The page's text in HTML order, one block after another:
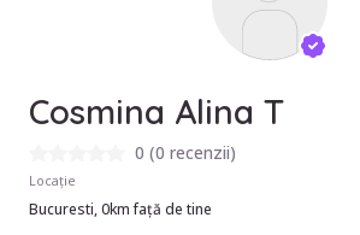
Cosmina Alina T
0 (0 recenzii)
Locație
Bucuresti, 0km față de tine